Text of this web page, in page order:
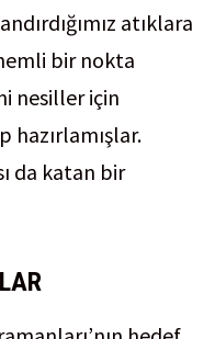
atıklara
bir nokta
nesiller için
hazırlamışlar.
da katan bir